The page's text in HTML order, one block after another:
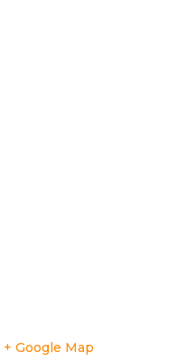
+ Google Map